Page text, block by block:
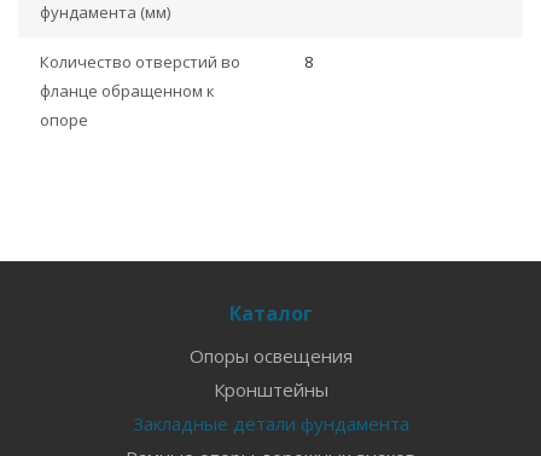
фундамента (мм)
Количество отверстий во
фланце обращенном к
опоре
8
Каталог
Опоры освещения
Кронштейны
Закладные детали фундамента